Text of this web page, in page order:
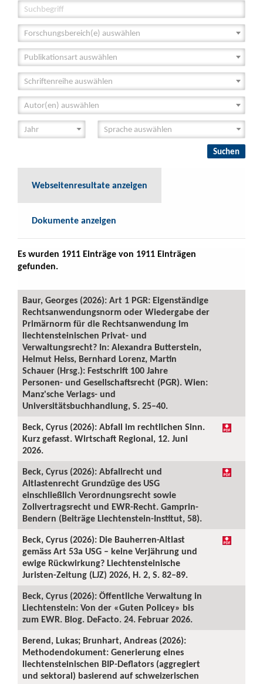
Forschungsbereich(e) auswählen
Publikationsart auswählen
Schriftenreihe auswählen
Autor(en) auswählen
Webseitenresultate anzeigen
Dokumente anzeigen
Es wurden 1911 Einträge von 1911 Einträgen
gefunden.
Baur, Georges (2026): Art 1 PGR: Eigenständige
Rechtsanwendungsnorm oder Wiedergabe der
Primärnorm für die Rechtsanwendung im
liechtensteinischen Privat- und
Verwaltungsrecht? In: Alexandra Butterstein,
Helmut Heiss, Bernhard Lorenz, Martin
Schauer (Hrsg.): Festschrift 100 Jahre
Personen- und Gesellschaftsrecht (PGR). Wien:
Manz'sche Verlags- und
Universitätsbuchhandlung, S. 25–40.
Beck, Cyrus (2026): Abfall im rechtlichen Sinn.
Kurz gefasst. Wirtschaft Regional, 12. Juni
2026.
Beck, Cyrus (2026): Abfallrecht und
Altlastenrecht Grundzüge des USG
einschließlich Verordnungsrecht sowie
Zollvertragsrecht und EWR-Recht. Gamprin-
Bendern (Beiträge Liechtenstein-Institut, 58).
Beck, Cyrus (2026): Die Bauherren-Altlast
gemäss Art 53a USG – keine Verjährung und
ewige Rückwirkung? Liechtensteinische
Juristen-Zeitung (LJZ) 2026, H. 2, S. 82–89.
Beck, Cyrus (2026): Öffentliche Verwaltung in
Liechtenstein: Von der «Guten Policey» bis
zum EWR. Blog. DeFacto. 24. Februar 2026.
Berend, Lukas; Brunhart, Andreas (2026):
Methodendokument: Generierung eines
liechtensteinischen BIP-Deflators (aggregiert
und sektoral) basierend auf schweizerischen